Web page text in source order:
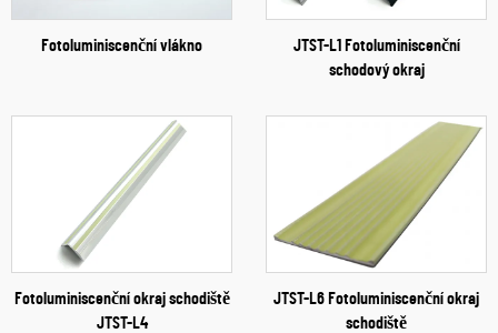
Fotoluminiscenční vlákno
JTST-L1 Fotoluminiscenční
schodový okraj
Fotoluminiscenční okraj schodiště
JTST-L4
JTST-L6 Fotoluminiscenční okraj
schodiště